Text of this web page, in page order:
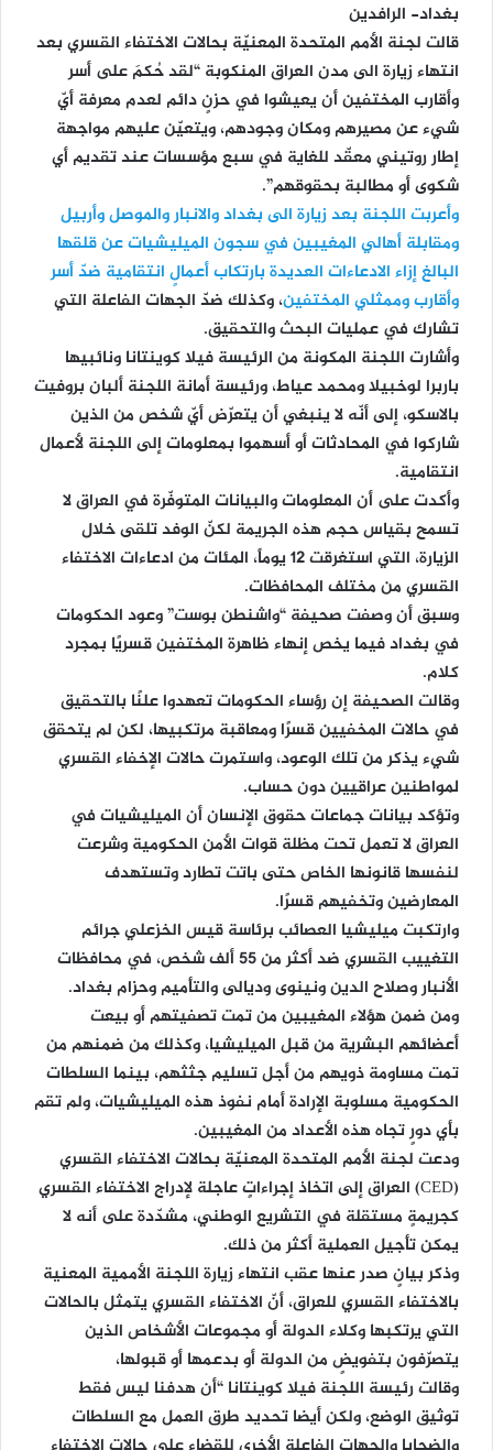
بغداد- الرافدين
قالت لجنة الأمم المتحدة المعنيّة بحالات الاختفاء القسري بعد
انتهاء زيارة الى مدن العراق المنكوبة “لقد حُكمَ على أسر
وأقارب المختفين أن يعيشوا في حزنٍ دائم لعدم معرفة أيّ
شيء عن مصيرهم ومكان وجودهم، ويتعيّن عليهم مواجهة
إطار روتيني معقّد للغاية في سبع مؤسسات عند تقديم أي
شكوى أو مطالبة بحقوقهم”.
وأعربت اللجنة بعد زيارة الى بغداد والانبار والموصل وأربيل
ومقابلة أهالي المغيبين في سجون الميليشيات عن قلقها
البالغ إزاء الادعاءات العديدة بارتكاب أعمالٍ انتقامية ضدّ أسر
وأقارب وممثلي المختفين، وكذلك ضدّ الجهات الفاعلة التي
تشارك في عمليات البحث والتحقيق.
وأشارت اللجنة المكونة من الرئيسة فيلا كوينتانا ونائبيها
باربرا لوخبيلا ومحمد عياط، ورئيسة أمانة اللجنة ألبان بروفيت
بالاسكو، إلى أنّه لا ينبغي أن يتعرّض أيّ شخص من الذين
شاركوا في المحادثات أو أسهموا بمعلومات إلى اللجنة لأعمال
انتقامية.
وأكدت على أن المعلومات والبيانات المتوفّرة في العراق لا
تسمح بقياس حجم هذه الجريمة لكنّ الوفد تلقى خلال
الزيارة، التي استغرقت 12 يوماً، المئات من ادعاءات الاختفاء
القسري من مختلف المحافظات.
وسبق أن وصفت صحيفة “واشنطن بوست” وعود الحكومات
في بغداد فيما يخص إنهاء ظاهرة المختفين قسريًا بمجرد
كلام.
وقالت الصحيفة إن رؤساء الحكومات تعهدوا علنًا بالتحقيق
في حالات المخفيين قسرًا ومعاقبة مرتكبيها، لكن لم يتحقق
شيء يذكر من تلك الوعود، واستمرت حالات الإخفاء القسري
لمواطنين عراقيين دون حساب.
وتؤكد بيانات جماعات حقوق الإنسان أن الميليشيات في
العراق لا تعمل تحت مظلة قوات الأمن الحكومية وشرعت
لنفسها قانونها الخاص حتى باتت تطارد وتستهدف
المعارضين وتخفيهم قسرًا.
وارتكبت ميليشيا العصائب برئاسة قيس الخزعلي جرائم
التغييب القسري ضد أكثر من 55 ألف شخص، في محافظات
الأنبار وصلاح الدين ونينوى وديالى والتأميم وحزام بغداد.
ومن ضمن هؤلاء المغيبين من تمت تصفيتهم أو بيعت
أعضائهم البشرية من قبل الميليشيا، وكذلك من ضمنهم من
تمت مساومة ذويهم من أجل تسليم جثثهم، بينما السلطات
الحكومية مسلوبة الإرادة أمام نفوذ هذه الميليشيات، ولم تقم
بأي دورٍ تجاه هذه الأعداد من المغيبين.
ودعت لجنة الأمم المتحدة المعنيّة بحالات الاختفاء القسري
(CED) العراق إلى اتخاذ إجراءاتٍ عاجلة لإدراج الاختفاء القسري
كجريمةٍ مستقلة في التشريع الوطني، مشدّدة على أنه لا
يمكن تأجيل العملية أكثر من ذلك.
وذكر بيانٍ صدر عنها عقب انتهاء زيارة اللجنة الأممية المعنية
بالاختفاء القسري للعراق، أنّ الاختفاء القسري يتمثل بالحالات
التي يرتكبها وكلاء الدولة أو مجموعات الأشخاص الذين
يتصرّفون بتفويضٍ من الدولة أو بدعمها أو قبولها،
وقالت رئيسة اللجنة فيلا كوينتانا “أن هدفنا ليس فقط
توثيق الوضع، ولكن أيضا تحديد طرق العمل مع السلطات